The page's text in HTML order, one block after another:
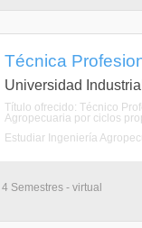
Técnica
Universidad
Título ofrecido: Técnico
Agropecuaria por ciclos
Estudiar Ingeniería
Semestres - virtual